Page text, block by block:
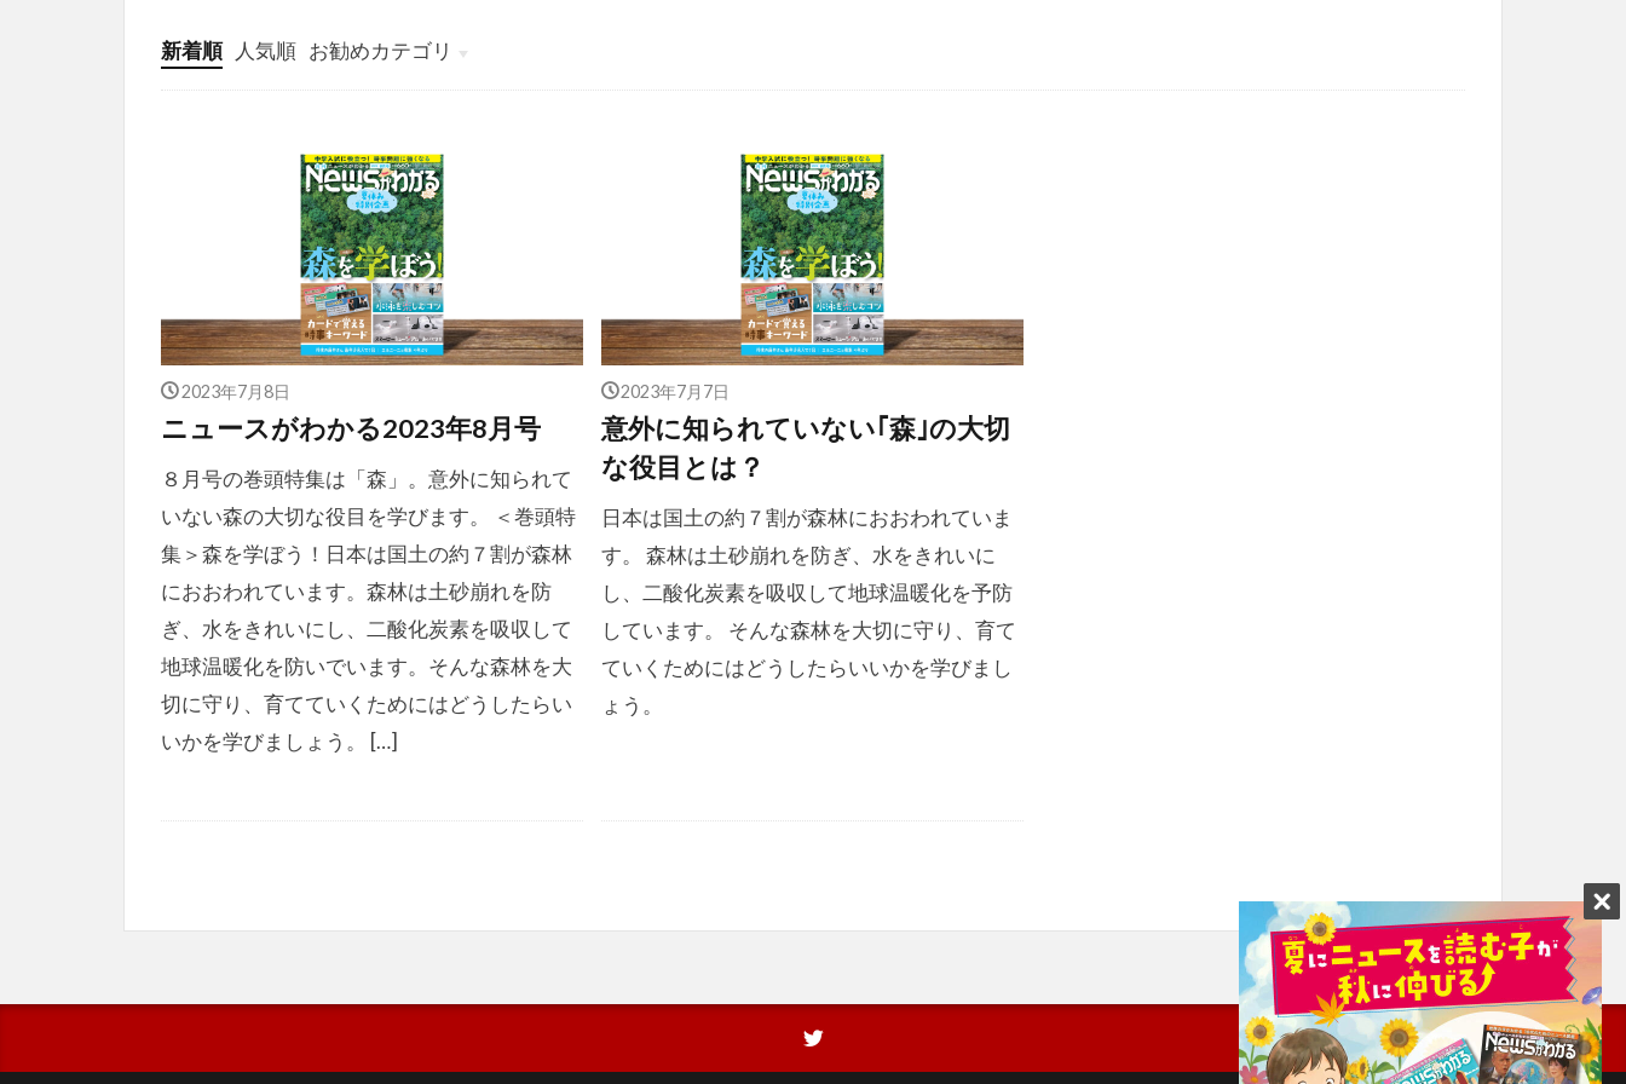
新着順 人気順 お勧めカテゴリ
投稿
学び
マンガ
電子書籍
2023年7月8日
ニュースがわかる2023年8月号
８月号の巻頭特集は「森」。意外に知られて
いない森の大切な役目を学びます。 ＜巻頭特
集＞森を学ぼう！日本は国土の約７割が森林
におおわれています。森林は土砂崩れを防
ぎ、水をきれいにし、二酸化炭素を吸収して
地球温暖化を防いでいます。そんな森林を大
切に守り、育てていくためにはどうしたらい
いかを学びましょう。 […]
2023年7月7日
意外に知られていない｢森｣の大切
な役目とは？
日本は国土の約７割が森林におおわれていま
す。 森林は土砂崩れを防ぎ、水をきれいに
し、二酸化炭素を吸収して地球温暖化を予防
しています。 そんな森林を大切に守り、育て
ていくためにはどうしたらいいかを学びまし
ょう。